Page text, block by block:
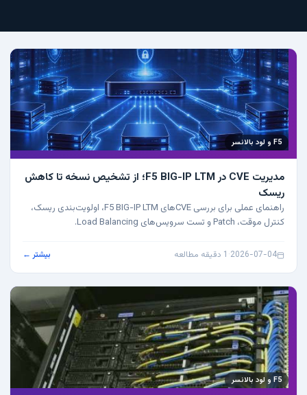
F5 و لود بالانسر
مدیریت CVE در F5 BIG-IP LTM؛ از تشخیص نسخه تا کاهش
ریسک
راهنمای عملی برای بررسی CVEهای F5 BIG-IP LTM، اولویت‌بندی ریسک،
کنترل موقت، Patch و تست سرویس‌های Load Balancing.
2026-07-04
· 1 دقیقه مطالعه بیشتر ←
F5 و لود بالانسر